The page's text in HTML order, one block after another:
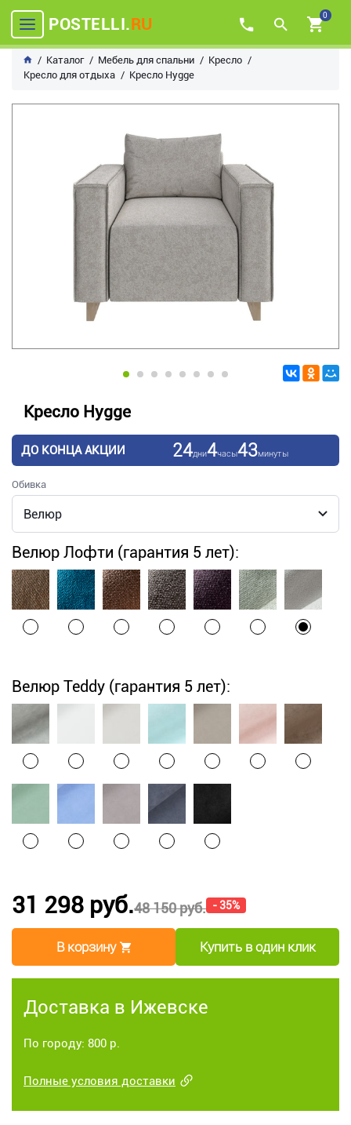
POSTELLI.RU 0
Каталог Мебель для спальни
Кресло
Кресло для отдыха
Кресло Hygge
Кресло Hygge
ДО КОНЦА АКЦИИ 24дни4часы43минуты
Обивка
Велюр Лофти (гарантия 5 лет):
Велюр Teddy (гарантия 5 лет):
48 150 руб. - 35%
31 298 руб.
В корзину Купить в один клик
Доставка в Ижевске
По городу: 800 р.
Полные условия доставки